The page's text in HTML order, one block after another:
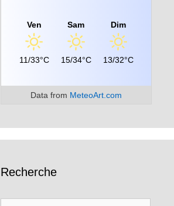
Ven
11/33°C
Sam
15/34°C
Dim
13/32°C
Data from MeteoArt.com
Recherche